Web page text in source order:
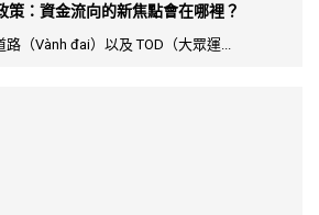
策：資金流向的新焦點會在哪裡？
（Vành đai）以及 TOD（大眾運...